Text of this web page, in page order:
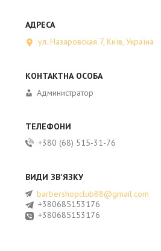
ул. Назаровская 7, Київ, Україна
Администратор
+380 (68) 515-31-76
barbershopclub88@gmail.com
+380685153176
+380685153176